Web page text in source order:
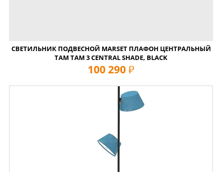
СВЕТИЛЬНИК ПОДВЕСНОЙ MARSET ПЛАФОН ЦЕНТРАЛЬНЫЙ
TAM TAM 3 CENTRAL SHADE, BLACK
100 290 руб